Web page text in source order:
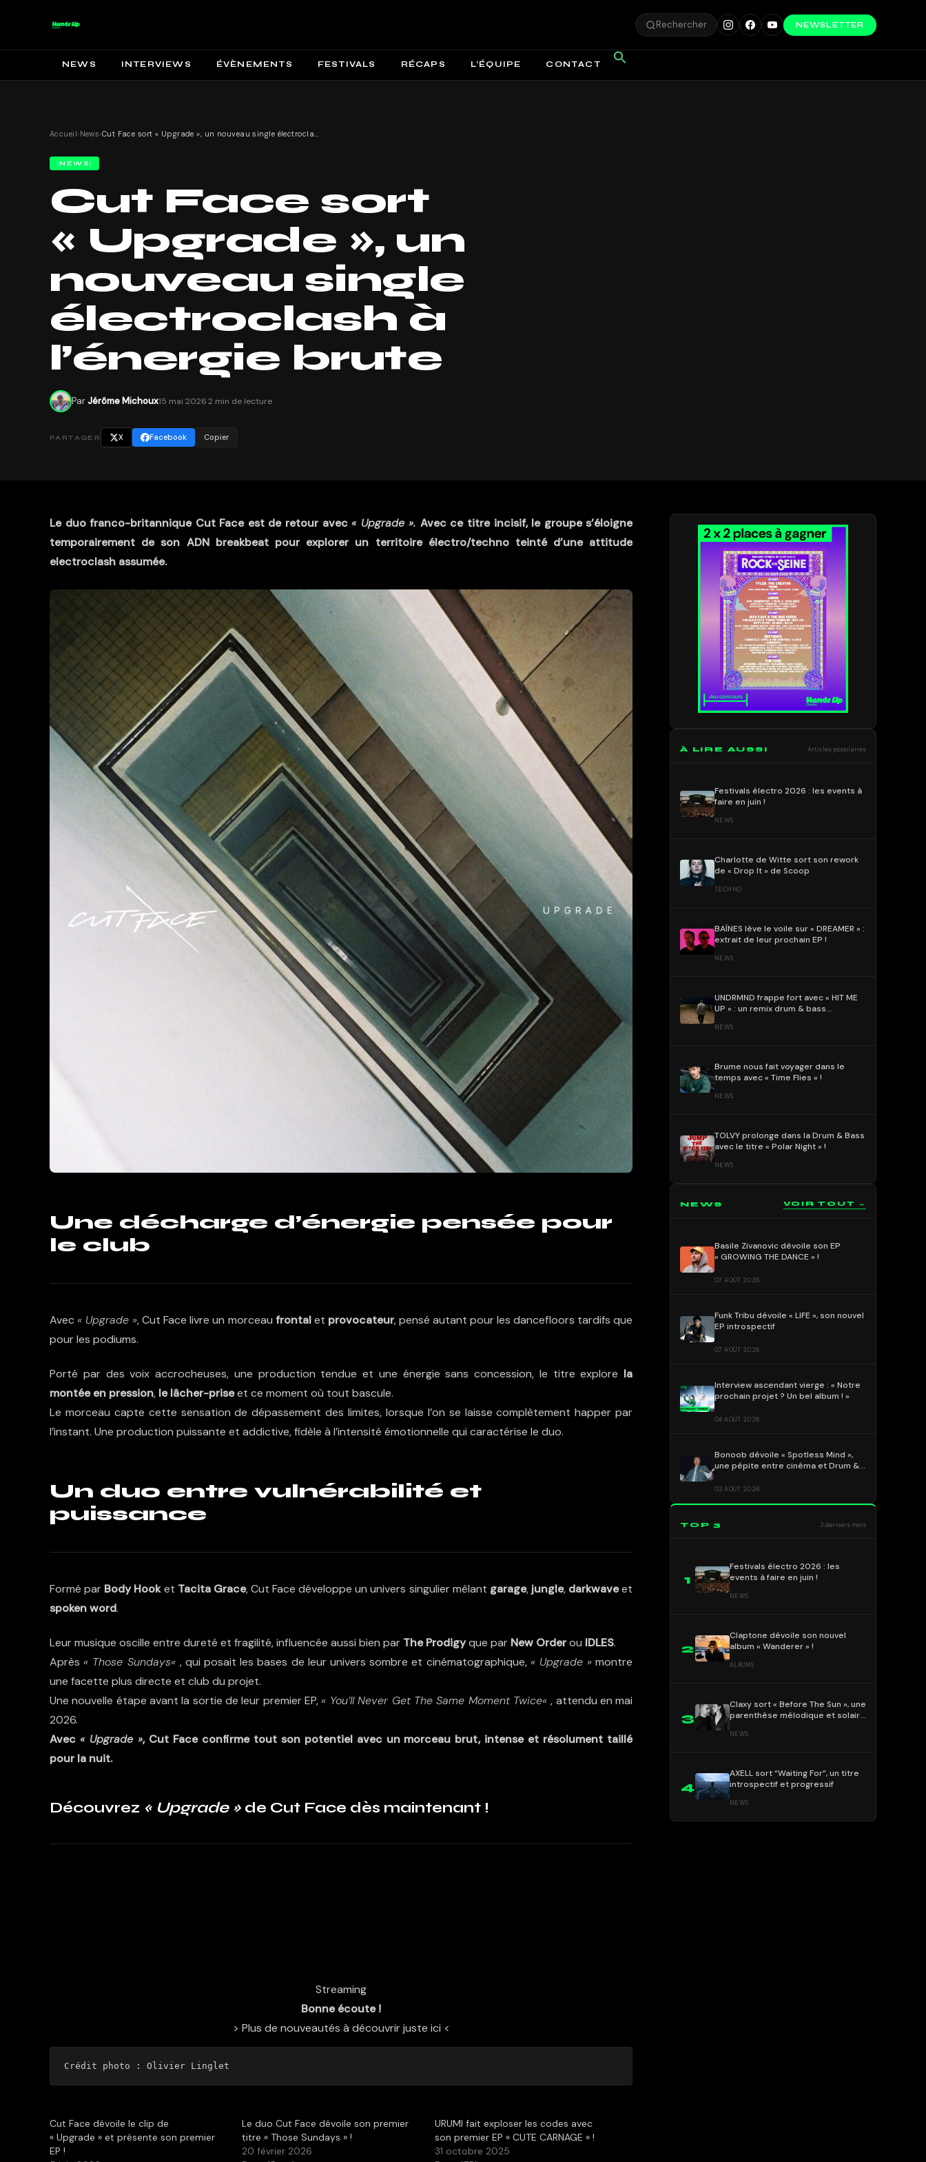
Rechercher NEWSLETTER
NEWS INTERVIEWS ÉVÈNEMENTS FESTIVALS RÉCAPS L’ÉQUIPE CONTACT
Accueil› News› Cut Face sort « Upgrade », un nouveau single électroclash à l’énergie brute
NEWS
Cut Face sort
« Upgrade », un
nouveau single
électroclash à
l’énergie brute
ParJérôme Michoux15 mai 20262 min de lecture
PARTAGER X Facebook Copier
Le duo franco-britannique Cut Face est de retour avec « Upgrade ». Avec ce titre incisif, le groupe s’éloigne
temporairement de son ADN breakbeat pour explorer un territoire électro/techno teinté d’une attitude
electroclash assumée.
Une décharge d’énergie pensée pour
le club
Avec « Upgrade », Cut Face livre un morceau frontalet provocateur, pensé autant pour les dancefloors tardifs que
pour les podiums.
Porté par des voix accrocheuses, une production tendue et une énergie sans concession, le titre explore la
montée en pression, le lâcher-priseet ce moment où tout bascule.
Le morceau capte cette sensation de dépassement des limites, lorsque l’on se laisse complètement happer par
l’instant. Une production puissante et addictive, fidèle à l’intensité émotionnelle qui caractérise le duo.
Un duo entre vulnérabilité et
puissance
Formé par Body Hooket Tacita Grace, Cut Face développe un univers singulier mêlant garage, jungle, darkwaveet
spoken word.
Leur musique oscille entre dureté et fragilité, influencée aussi bien par The Prodigyque par New Orderou IDLES.
Après « Those Sundays« , qui posait les bases de leur univers sombre et cinématographique, « Upgrade » montre
une facette plus directe et club du projet.
Une nouvelle étape avant la sortie de leur premier EP, « You’ll Never Get The Same Moment Twice«, attendu en mai
2026.
Avec « Upgrade », Cut Face confirme tout son potentiel avec un morceau brut, intense et résolument taillé
pour la nuit.
Découvrez « Upgrade » de Cut Face dès maintenant !
Streaming
Bonne écoute !
> Plus de nouveautés à découvrir juste ici <
Crédit photo : Olivier Linglet
Cut Face dévoile le clip de
« Upgrade » et présente son premier
EP !
Le duo Cut Face dévoile son premier
titre « Those Sundays » !
20 février 2026
URUMI fait exploser les codes avec
son premier EP « CUTE CARNAGE » !
31 octobre 2025
À LIRE AUSSI Articles populaires
Festivals électro 2026 : les events à
faire en juin !
NEWS
Charlotte de Witte sort son rework
de « Drop It » de Scoop
TECHNO
BAÏNES lève le voile sur « DREAMER » :
extrait de leur prochain EP !
NEWS
UNDRMND frappe fort avec « HIT ME
UP » : un remix drum & bass
NEWS
Brume nous fait voyager dans le
temps avec « Time Flies » !
NEWS
TOLVY prolonge dans la Drum & Bass
avec le titre « Polar Night » !
NEWS
NEWS VOIR TOUT →
Basile Zivanovic dévoile son EP
« GROWING THE DANCE » !
07 AOÛT 2026
Funk Tribu dévoile « LIFE », son nouvel
EP introspectif
07 AOÛT 2026
Interview ascendant vierge : « Notre
prochain projet ? Un bel album ! »
04 AOÛT 2026
Bonoob dévoile « Spotless Mind »,
une pépite entre cinéma et Drum &
03 AOÛT 2026
TOP 3 3 derniers mois
1
Festivals électro 2026 : les
events à faire en juin !
NEWS
2
Claptone dévoile son nouvel
album « Wanderer » !
ALBUMS
3
Claxy sort « Before The Sun », une
parenthèse mélodique et solaire
NEWS
4
AXELL sort “Waiting For”, un titre
introspectif et progressif
NEWS